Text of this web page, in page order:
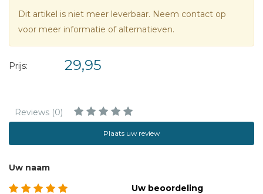
Dit artikel is niet meer leverbaar. Neem contact op
voor meer informatie of alternatieven.
Prijs: 29,95
Reviews (0)
Plaats uw review
Uw naam
Uw beoordeling